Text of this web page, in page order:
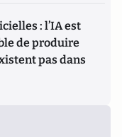
: l’IA est
de produire
pas dans